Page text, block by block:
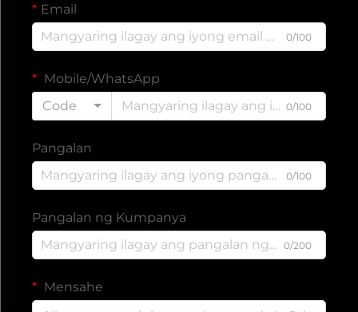
Email
0/100
Mobile/WhatsApp
Code
0/100
Pangalan
0/100
Pangalan ng Kumpanya
0/200
Mensahe